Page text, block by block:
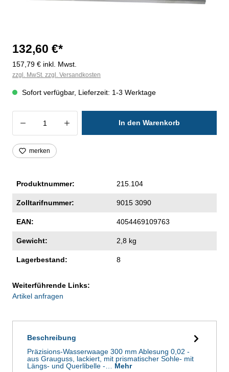
132,60 €*
157,79 € inkl. Mwst.
zzgl. MwSt. zzgl. Versandkosten
Sofort verfügbar, Lieferzeit: 1-3 Werktage
Produkt Anzahl: Gib den gewünschten
In den Warenkorb
merken
Produktnummer: 215.104
Zolltarifnummer: 9015 3090
EAN: 4054469109763
Gewicht: 2,8 kg
Lagerbestand: 8
Weiterführende Links:
Artikel anfragen
Beschreibung
Präzisions-Wasserwaage 300 mm Ablesung 0,02 -
aus Grauguss, lackiert, mit prismatischer Sohle- mit
Längs- und Querlibelle -… Mehr